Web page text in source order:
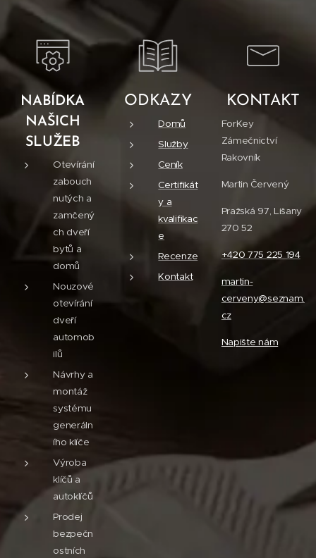
NABÍDKA
NAŠICH
SLUŽEB
Otevírání
zabouch
nutých a
zamčený
ch dveří
bytů a
domů
Nouzové
otevírání
dveří
automob
ilů
Návrhy a
montáž
systému
generáln
ího klíče
Výroba
klíčů a
autoklíčů
Prodej
bezpečn
ostních
ODKAZY
Domů
Služby
Ceník
Certifikát
y a
kvalifikac
e
Recenze
Kontakt
KONTAKT
ForKey
Zámečnictví
Rakovník
Martin Červený
Pražská 97, Lišany
270 52
+420 775 225 194
martin-
cerveny@seznam.
cz
Napište nám